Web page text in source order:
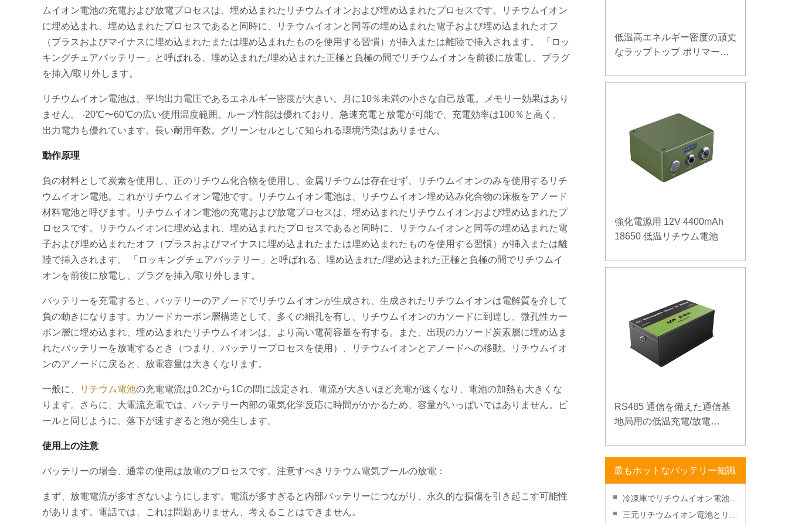
ムイオン電池の充電および放電プロセスは、埋め込まれたリチウムイオンおよび埋め込まれたプロセスです。リチウムイオン
に埋め込まれ、埋め込まれたプロセスであると同時に、リチウムイオンと同等の埋め込まれた電子および埋め込まれたオフ
（プラスおよびマイナスに埋め込まれたまたは埋め込まれたものを使用する習慣）が挿入または離陸で挿入されます。 「ロッ
キングチェアバッテリー」と呼ばれる、埋め込まれた/埋め込まれた正極と負極の間でリチウムイオンを前後に放電し、プラグ
を挿入/取り外します。
リチウムイオン電池は、平均出力電圧であるエネルギー密度が大きい。月に10％未満の小さな自己放電。メモリー効果はあり
ません。 -20℃〜60℃の広い使用温度範囲。ループ性能は優れており、急速充電と放電が可能で、充電効率は100％と高く、
出力電力も優れています。長い耐用年数。グリーンセルとして知られる環境汚染はありません。
動作原理
負の材料として炭素を使用し、正のリチウム化合物を使用し、金属リチウムは存在せず、リチウムイオンのみを使用するリチ
ウムイオン電池。これがリチウムイオン電池です。リチウムイオン電池は、リチウムイオン埋め込み化合物の床板をアノード
材料電池と呼びます。リチウムイオン電池の充電および放電プロセスは、埋め込まれたリチウムイオンおよび埋め込まれたプ
ロセスです。リチウムイオンに埋め込まれ、埋め込まれたプロセスであると同時に、リチウムイオンと同等の埋め込まれた電
子および埋め込まれたオフ（プラスおよびマイナスに埋め込まれたまたは埋め込まれたものを使用する習慣）が挿入または離
陸で挿入されます。 「ロッキングチェアバッテリー」と呼ばれる、埋め込まれた/埋め込まれた正極と負極の間でリチウムイ
オンを前後に放電し、プラグを挿入/取り外します。
バッテリーを充電すると、バッテリーのアノードでリチウムイオンが生成され、生成されたリチウムイオンは電解質を介して
負の動きになります。カソードカーボン層構造として、多くの細孔を有し、リチウムイオンのカソードに到達し、微孔性カー
ボン層に埋め込まれ、埋め込まれたリチウムイオンは、より高い電荷容量を有する。また、出現のカソード炭素層に埋め込ま
れたバッテリーを放電するとき（つまり、バッテリープロセスを使用）、リチウムイオンとアノードへの移動。リチウムイオ
ンのアノードに戻ると、放電容量は大きくなります。
一般に、 リチウム電池の充電電流は0.2Cから1Cの間に設定され、電流が大きいほど充電が速くなり、電池の加熱も大きくな
ります。さらに、大電流充電では、バッテリー内部の電気化学反応に時間がかかるため、容量がいっぱいではありません。ビ
ールと同じように、落下が速すぎると泡が発生します。
使用上の注意
バッテリーの場合、通常の使用は放電のプロセスです。注意すべきリチウム電気プールの放電：
まず、放電電流が多すぎないようにします。電流が多すぎると内部バッテリーにつながり、永久的な損傷を引き起こす可能性
があります。電話では、これは問題ありません、考えることはできません。
低温高エネルギー密度の頑丈
なラップトップ ポリマー電
強化電源用 12V 4400mAh
18650 低温リチウム電池
RS485 通信を備えた通信基
地局用の低温充電/放電
最もホットなバッテリー知識
冷凍庫でリチウムイオン電池を
復元しますか？
三元リチウムイオン電池とリン